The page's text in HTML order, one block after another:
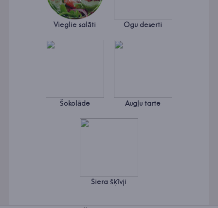
Vieglie salāti Ogu deserti
Šokolāde Augļu tarte
Siera šķīvji